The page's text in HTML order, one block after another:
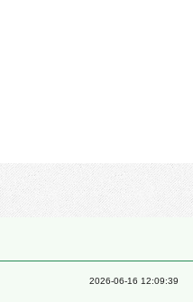
2026-06-16 12:09:39